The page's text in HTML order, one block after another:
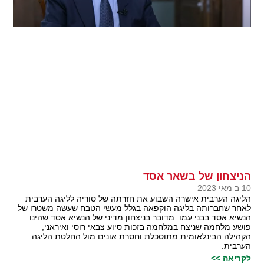
הניצחון של בשאר אסד
10 ב מאי 2023
הליגה הערבית אישרה השבוע את חזרתה של סוריה לליגה הערבית
לאחר שחברותה בליגה הוקפאה בגלל מעשי הטבח שעשה משטרו של
הנשיא אסד בבני עמו. מדובר בניצחון מדיני של הנשיא אסד שהינו
פושע מלחמה שניצח במלחמה בזכות סיוע צבאי רוסי ואיראני,
הקהילה הבינלאומית מתוסכלת וחסרת אונים מול החלטת הליגה
הערבית.
לקריאה >>